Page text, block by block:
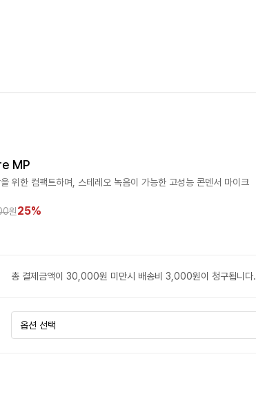
MP
위한 컴팩트하며, 스테레오 녹음이 가능한 고성능 콘덴서 마이크
원25%
총 결제금액이 30,000원 미만시 배송비 3,000원이 청구됩니다.